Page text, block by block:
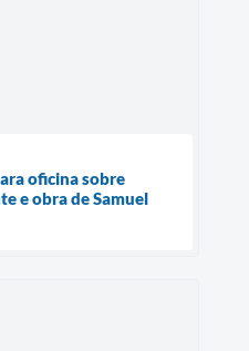
oficina sobre
e obra de Samuel